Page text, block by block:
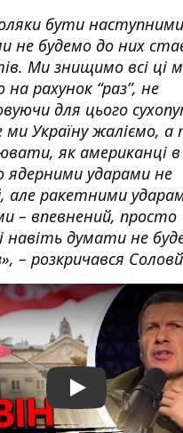
бути
не будемо до них
Ми знищимо всі ці
рахунок “раз”, не
для цього
ми Україну жаліємо,
як американці в
ударами не
але ракетними
– впевнений, просто
навіть думати не
– розкричався
Play